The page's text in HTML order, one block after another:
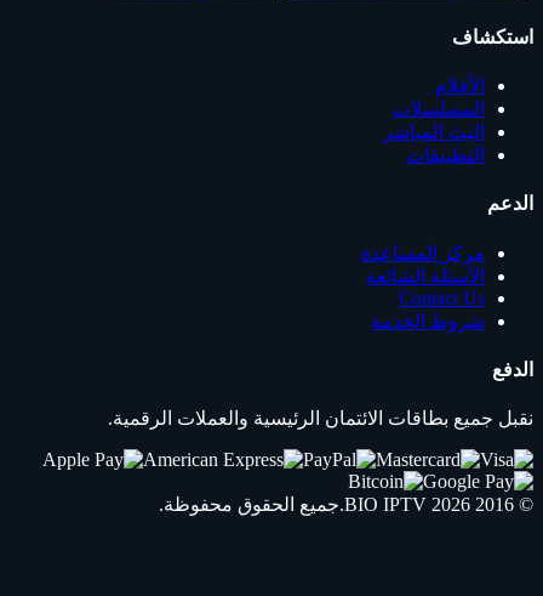
استكشاف
الأفلام
المسلسلات
البث المباشر
التطبيقات
الدعم
مركز المساعدة
الأسئلة الشائعة
Contact Us
شروط الخدمة
الدفع
نقبل جميع بطاقات الائتمان الرئيسية والعملات الرقمية.
© 2016 2026
BIO IPTV .جميع الحقوق محفوظة.